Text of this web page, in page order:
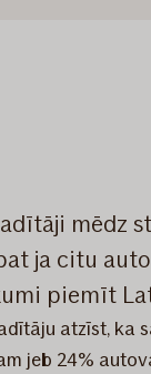
mēdz
ja citu
piemīt
atzīst, ka
jeb 24%